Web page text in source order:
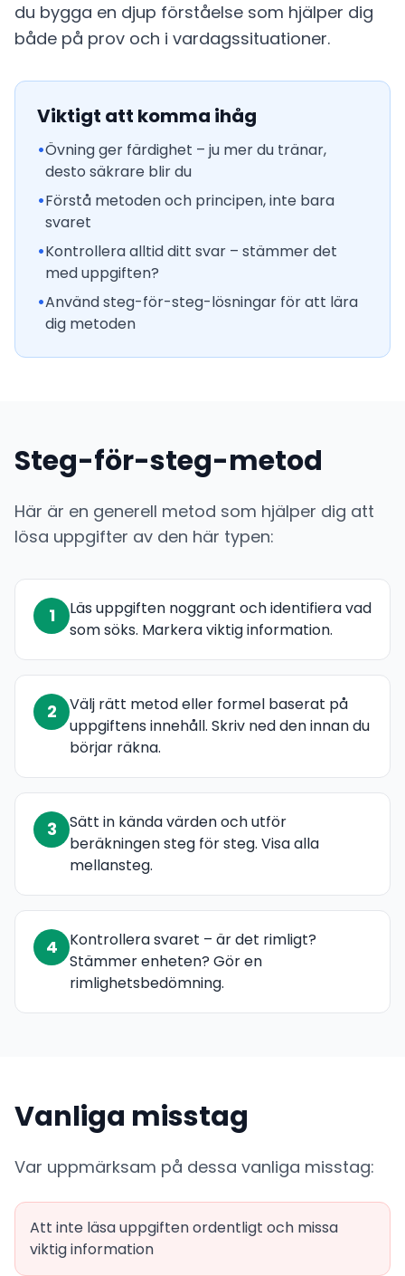
du bygga en djup förståelse som hjälper dig
både på prov och i vardagssituationer.
Viktigt att komma ihåg
•Övning ger färdighet – ju mer du tränar,
desto säkrare blir du
•Förstå metoden och principen, inte bara
svaret
•Kontrollera alltid ditt svar – stämmer det
med uppgiften?
•Använd steg-för-steg-lösningar för att lära
dig metoden
Steg-för-steg-metod
Här är en generell metod som hjälper dig att
lösa uppgifter av den här typen:
1
Läs uppgiften noggrant och identifiera vad
som söks. Markera viktig information.
2
Välj rätt metod eller formel baserat på
uppgiftens innehåll. Skriv ned den innan du
börjar räkna.
3
Sätt in kända värden och utför
beräkningen steg för steg. Visa alla
mellansteg.
4
Kontrollera svaret – är det rimligt?
Stämmer enheten? Gör en
rimlighetsbedömning.
Vanliga misstag
Var uppmärksam på dessa vanliga misstag:
Att inte läsa uppgiften ordentligt och missa
viktig information